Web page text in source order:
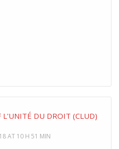
L'UNITÉ DU DROIT (CLUD)
AT 10 H 51 MIN